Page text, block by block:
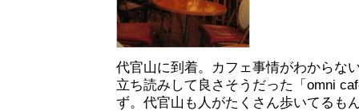
代官山に到着。カフェ事情がわからな
立ち読みして良さそうだった「omni
ず。代官山も人がたくさん歩いてるも